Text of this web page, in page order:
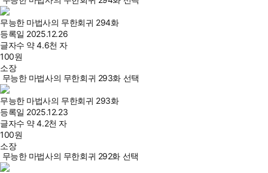
무능한 마법사의 무한회귀 294화
등록일 2025.12.26
글자수 약 4.6천 자
100원
소장
무능한 마법사의 무한회귀 293화 선택
무능한 마법사의 무한회귀 293화
등록일 2025.12.23
글자수 약 4.2천 자
100원
소장
무능한 마법사의 무한회귀 292화 선택